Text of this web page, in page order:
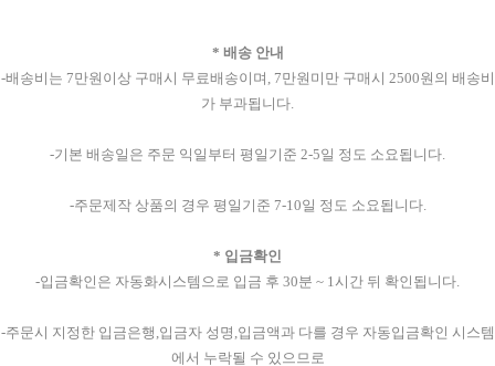
* 배송 안내
-배송비는 7만원이상 구매시 무료배송이며, 7만원미만 구매시 2500원의 배송비
가 부과됩니다.
-기본 배송일은 주문 익일부터 평일기준 2-5일 정도 소요됩니다.
-주문제작 상품의 경우 평일기준 7-10일 정도 소요됩니다.
* 입금확인
-입금확인은 자동화시스템으로 입금 후 30분 ~ 1시간 뒤 확인됩니다.
-주문시 지정한 입금은행,입금자 성명,입금액과 다를 경우 자동입금확인 시스템
에서 누락될 수 있으므로